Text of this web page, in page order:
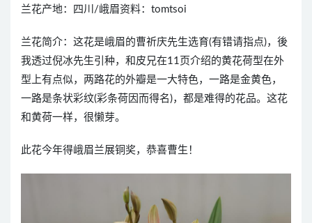
兰花产地：四川/峨眉资料：tomtsoi
兰花简介：这花是峨眉的曹祈庆先生选育(有错请指点)，後
我透过倪冰先生引种，和皮兄在11页介绍的黄花荷型在外
型上有点似，两路花的外瓣是一大特色，一路是金黄色，
一路是条状彩纹(彩条荷因而得名)，都是难得的花品。这花
和黄荷一样，很懒芽。
此花今年得峨眉兰展铜奖，恭喜曹生！